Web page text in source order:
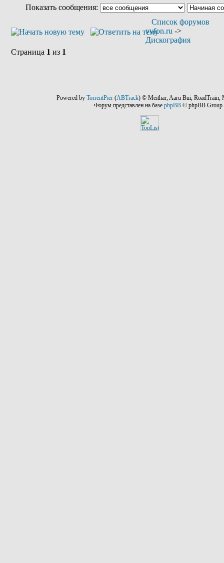
Показать сообщения:
Список форумов
vvfon.ru ->
Дискография
Страница 1 из 1
Powered by TorrentPier(ABTrack) © Meithar, Aaru Bui, RoadTrain,
Форум представлен на базе phpBB © phpBB Group